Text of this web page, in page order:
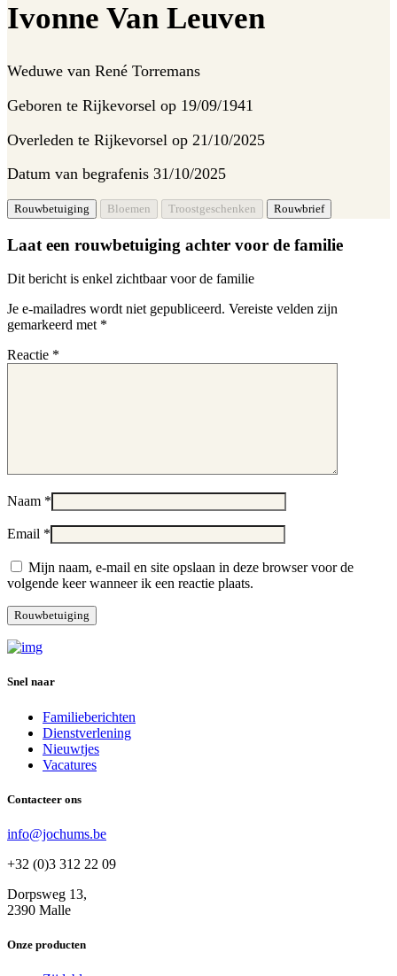
Ivonne Van Leuven
Weduwe van René Torremans
Geboren te Rijkevorsel op 19/09/1941
Overleden te Rijkevorsel op 21/10/2025
Datum van begrafenis 31/10/2025
Laat een rouwbetuiging achter voor de familie
Dit bericht is enkel zichtbaar voor de familie
Je e-mailadres wordt niet gepubliceerd. Vereiste velden zijn
gemarkeerd met *
Reactie *
Naam *
Email *
Mijn naam, e-mail en site opslaan in deze browser voor de
volgende keer wanneer ik een reactie plaats.
Snel naar
Familieberichten
Dienstverlening
Nieuwtjes
Vacatures
Contacteer ons
info@jochums.be
+32 (0)3 312 22 09
Dorpsweg 13,
2390 Malle
Onze producten